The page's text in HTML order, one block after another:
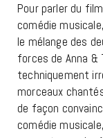
Pour parler du
comédie
le mélange des
forces de Anna &
techniquement
morceaux
de façon
comédie